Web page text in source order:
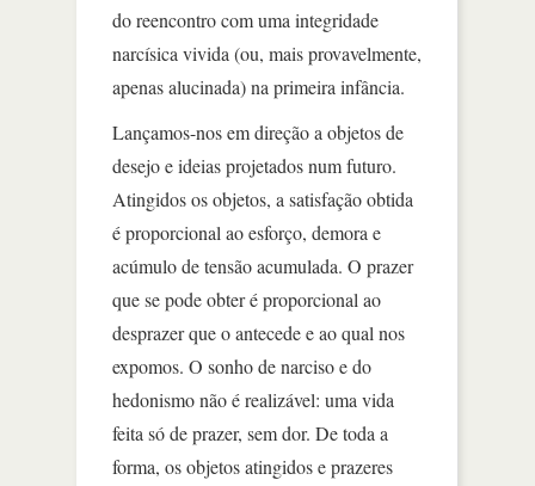
do reencontro com uma integridade
narcísica vivida (ou, mais provavelmente,
apenas alucinada) na primeira infância.
Lançamos-nos em direção a objetos de
desejo e ideias projetados num futuro.
Atingidos os objetos, a satisfação obtida
é proporcional ao esforço, demora e
acúmulo de tensão acumulada. O prazer
que se pode obter é proporcional ao
desprazer que o antecede e ao qual nos
expomos. O sonho de narciso e do
hedonismo não é realizável: uma vida
feita só de prazer, sem dor. De toda a
forma, os objetos atingidos e prazeres